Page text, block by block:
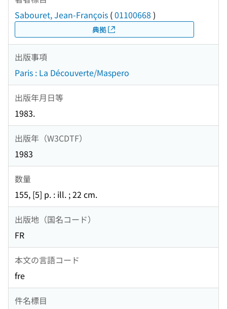
Sabouret, Jean-François (01100668 )
典拠
出版事項
Paris : La Découverte/Maspero
出版年月日等
1983.
出版年（W3CDTF）
1983
数量
155, [5] p. : ill. ; 22 cm.
出版地（国名コード）
FR
本文の言語コード
fre
件名標目